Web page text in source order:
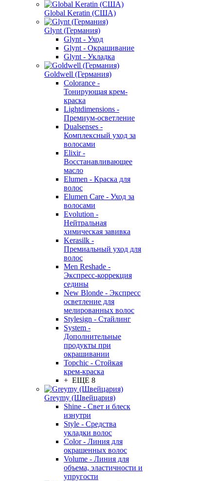
Global Keratin (США)
Glynt (Германия)
Glynt - Уход
Glynt - Окрашивание
Glynt - Укладка
Goldwell (Германия)
Colorance -
Тонирующая крем-
краска
Lightdimensions -
Премиум-осветление
Dualsenses -
Комплексный уход за
волосами
Elixir -
Восстанавливающее
масло
Elumen - Краска для
волос
Elumen Care - Уход за
волосами
Evolution -
Нейтральная
химическая завивка
Kerasilk -
Премиальный уход для
волос
Men Reshade -
Экспресс-коррекция
седины
New Blonde - Экспресс
осветление для
мелированных волос
Stylesign - Стайлинг
System -
Дополнительные
продукты при
окрашивании
Topchic - Стойкая
крем-краска
+ ЕЩЕ 8
Greymy (Швейцария)
Shine - Свет и блеск
изнутри
Style - Средства
укладки волос
Color - Линия для
окрашенных волос
Volume - Линия для
объема, эластичности и
упругости